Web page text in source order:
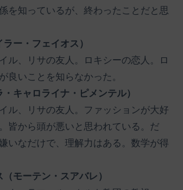
を知っているが、終わったことだと思
ー・フェイオス）
ル、リサの友人。ロキシーの恋人。ロ
良いことを知らなかった。
・キャロライナ・ピメンテル）
ル、リサの友人。ファッションが大好
皆から頭が悪いと思われている。だ
いなだけで、理解力はある。数学が得
モーテン・スアバレ）